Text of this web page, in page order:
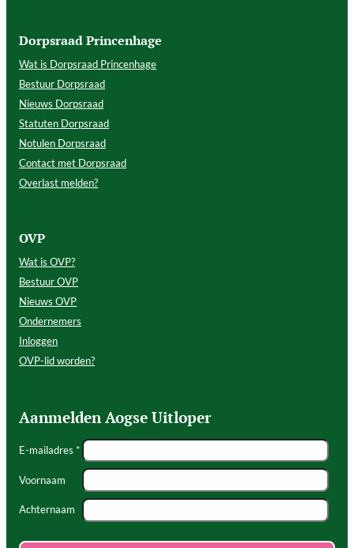
Dorpsraad Princenhage
Wat is Dorpsraad Princenhage
Bestuur Dorpsraad
Nieuws Dorpsraad
Statuten Dorpsraad
Notulen Dorpsraad
Contact met Dorpsraad
Overlast melden?
OVP
Wat is OVP?
Bestuur OVP
Nieuws OVP
Ondernemers
Inloggen
OVP-lid worden?
Aanmelden Aogse Uitloper
E-mailadres *
Voornaam
Achternaam